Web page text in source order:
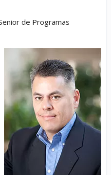
de Programas